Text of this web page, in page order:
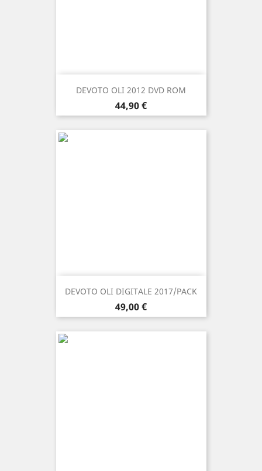
DEVOTO OLI 2012 DVD ROM
Prezzo
44,90 €
DEVOTO OLI DIGITALE 2017/PACK
Prezzo
49,00 €